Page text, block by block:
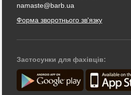
namaste@barb.ua
Форма зворотнього зв'язку
Застосунки для фахівців: